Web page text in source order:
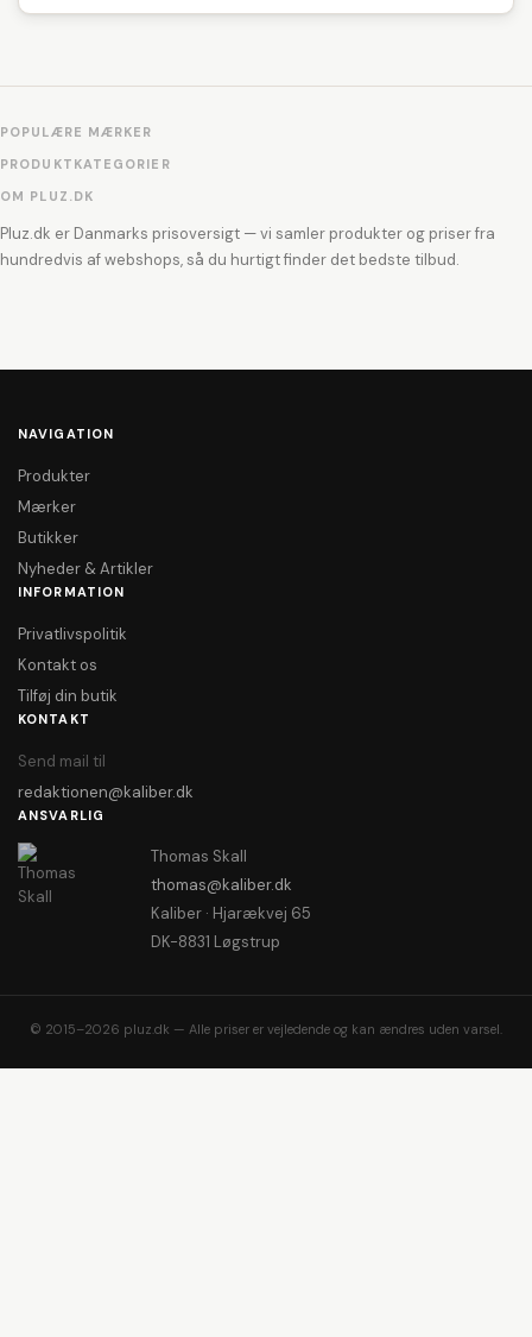
POPULÆRE MÆRKER
PRODUKTKATEGORIER
OM PLUZ.DK
Pluz.dk er Danmarks prisoversigt — vi samler produkter og priser fra
hundredvis af webshops, så du hurtigt finder det bedste tilbud.
NAVIGATION
Produkter
Mærker
Butikker
Nyheder & Artikler
INFORMATION
Privatlivspolitik
Kontakt os
Tilføj din butik
KONTAKT
Send mail til
redaktionen@kaliber.dk
ANSVARLIG
Thomas Skall
thomas@kaliber.dk
Kaliber · Hjarækvej 65
DK-8831 Løgstrup
© 2015–2026 pluz.dk — Alle priser er vejledende og kan ændres uden varsel.